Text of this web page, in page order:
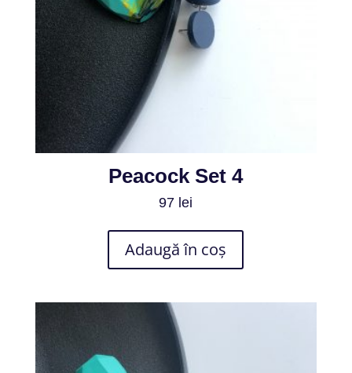
Peacock Set 4
97 lei
Adaugă în coș